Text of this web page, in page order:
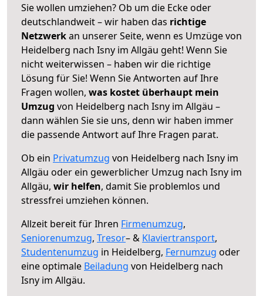
Sie wollen umziehen? Ob um die Ecke oder
deutschlandweit – wir haben das richtige
Netzwerkan unserer Seite, wenn es Umzüge von
Heidelberg nach Isny im Allgäu geht! Wenn Sie
nicht weiterwissen – haben wir die richtige
Lösung für Sie! Wenn Sie Antworten auf Ihre
Fragen wollen, was kostet überhaupt mein
Umzug von Heidelberg nach Isny im Allgäu –
dann wählen Sie sie uns, denn wir haben immer
die passende Antwort auf Ihre Fragen parat.
Ob ein Privatumzug von Heidelberg nach Isny im
Allgäu oder ein gewerblicher Umzug nach Isny im
Allgäu, wir helfen, damit Sie problemlos und
stressfrei umziehen können.
Allzeit bereit für Ihren Firmenumzug,
Seniorenumzug, Tresor– & Klaviertransport,
Studentenumzug in Heidelberg, Fernumzug oder
eine optimale Beiladung von Heidelberg nach
Isny im Allgäu.